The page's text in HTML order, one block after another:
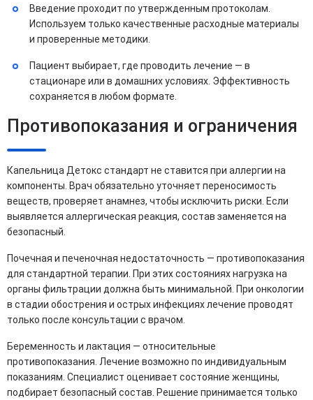
Введение проходит по утвержденным протоколам.
Используем только качественные расходные материалы
и проверенные методики.
Пациент выбирает, где проводить лечение — в
стационаре или в домашних условиях. Эффективность
сохраняется в любом формате.
Противопоказания и ограничения
Капельница Детокс стандарт не ставится при аллергии на
компоненты. Врач обязательно уточняет переносимость
веществ, проверяет анамнез, чтобы исключить риски. Если
выявляется аллергическая реакция, состав заменяется на
безопасный.
Почечная и печеночная недостаточность — противопоказания
для стандартной терапии. При этих состояниях нагрузка на
органы фильтрации должна быть минимальной. При онкологии
в стадии обострения и острых инфекциях лечение проводят
только после консультации с врачом.
Беременность и лактация — относительные
противопоказания. Лечение возможно по индивидуальным
показаниям. Специалист оценивает состояние женщины,
подбирает безопасный состав. Решение принимается только